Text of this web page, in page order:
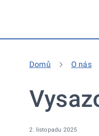
Domů O nás
2. listopadu 2025